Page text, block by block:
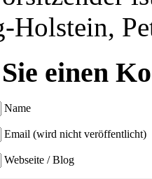
Holstein,
einen
Name
Email (wird nicht veröffentlicht)
Webseite / Blog